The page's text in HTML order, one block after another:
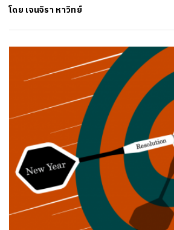
โดย เจนจิรา หาวิทย์